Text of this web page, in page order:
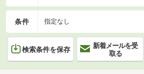
条件 指定なし
検索条件を保存
新着メールを受
取る